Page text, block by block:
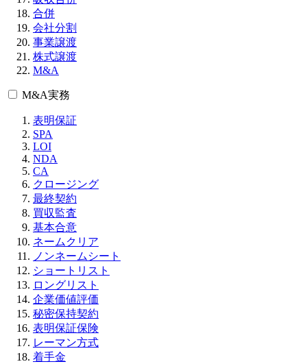
合併
会社分割
事業譲渡
株式譲渡
M&A
M&A実務
表明保証
SPA
LOI
NDA
CA
クロージング
最終契約
買収監査
基本合意
ネームクリア
ノンネームシート
ショートリスト
ロングリスト
企業価値評価
秘密保持契約
表明保証保険
レーマン方式
着手金